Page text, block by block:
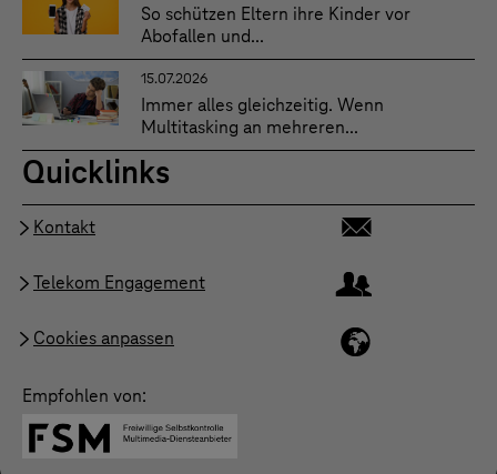
So schützen Eltern ihre Kinder vor
Abofallen und...
15.07.2026
Immer alles gleichzeitig. Wenn
Multitasking an mehreren...
Quicklinks
Kontakt
Telekom Engagement
Cookies anpassen
Empfohlen von: